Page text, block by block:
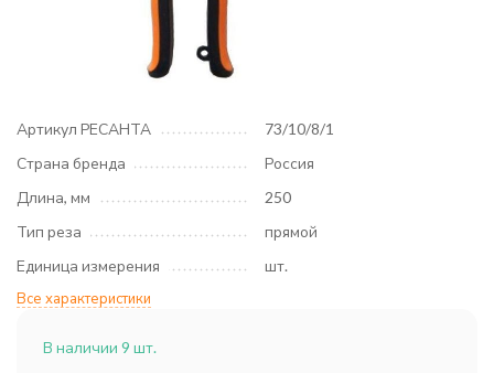
Артикул РЕСАНТА
73/10/8/1
Страна бренда
Россия
Длина, мм
250
Тип реза
прямой
Единица измерения
шт.
Все характеристики
В наличии 9 шт.